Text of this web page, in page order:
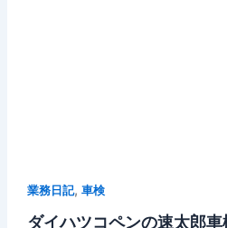
業務日記, 車検
ダイハツコペンの速太郎